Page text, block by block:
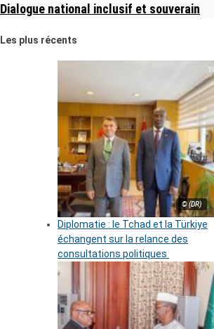
Dialogue national inclusif et souverain
Les plus récents
© (DR)
Diplomatie : le Tchad et la Türkiye
échangent sur la relance des
consultations politiques